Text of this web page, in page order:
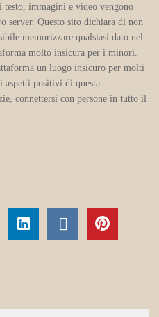
immagini e video vengono
server. Questo sito dichiara di non
memorizzare qualsiasi dato nel
molto insicura per i minori.
un luogo insicuro per molti
aspetti positivi di questa
connettersi con persone in tutto il